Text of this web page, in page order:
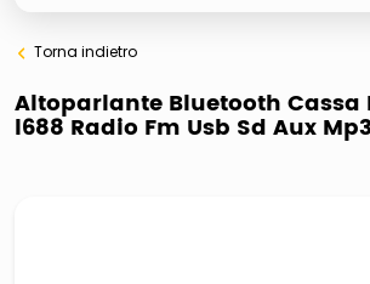
elenchi telefonici
meme
Torna indietro
Altoparlante Bluetooth Cassa
l688 Radio Fm Usb Sd Aux